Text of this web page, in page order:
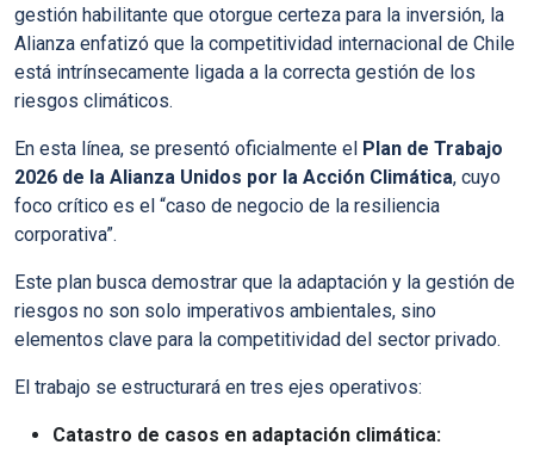
gestión habilitante que otorgue certeza para la inversión, la
Alianza enfatizó que la competitividad internacional de Chile
está intrínsecamente ligada a la correcta gestión de los
riesgos climáticos.
En esta línea, se presentó oficialmente el Plan de Trabajo
2026 de la Alianza Unidos por la Acción Climática, cuyo
foco crítico es el “caso de negocio de la resiliencia
corporativa”.
Este plan busca demostrar que la adaptación y la gestión de
riesgos no son solo imperativos ambientales, sino
elementos clave para la competitividad del sector privado.
El trabajo se estructurará en tres ejes operativos:
Catastro de casos en adaptación climática: